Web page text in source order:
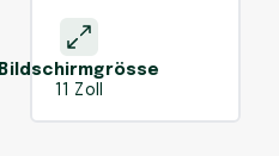
Bildschirmgrösse
11 Zoll